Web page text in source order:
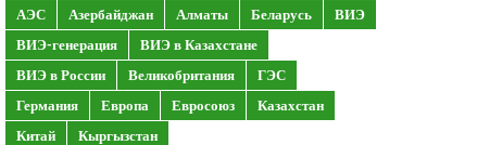
АЭС Азербайджан Алматы Беларусь
ВИЭ
ВИЭ-генерация
ВИЭ в Казахстане
ВИЭ в России
Великобритания
ГЭС
Германия
Европа Евросоюз
Казахстан
Китай
Кыргызстан